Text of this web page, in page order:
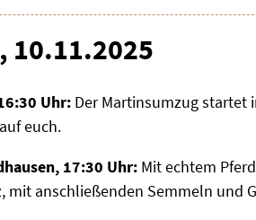
10.11.2025
Uhr: Der Martinsumzug startet
euch.
17:30 Uhr: Mit echtem
mit anschließenden Semmeln und